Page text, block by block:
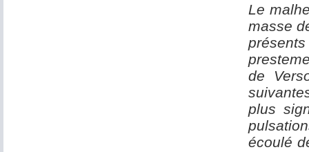
Le
masse
de
plus
écoulé